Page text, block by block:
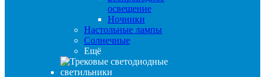
освещение
Ночники
Настольные лампы
Солнечные
Ещё